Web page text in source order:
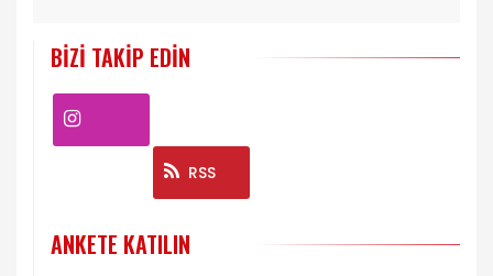
BIZI TAKIP EDIN
RSS
ANKETE KATILIN